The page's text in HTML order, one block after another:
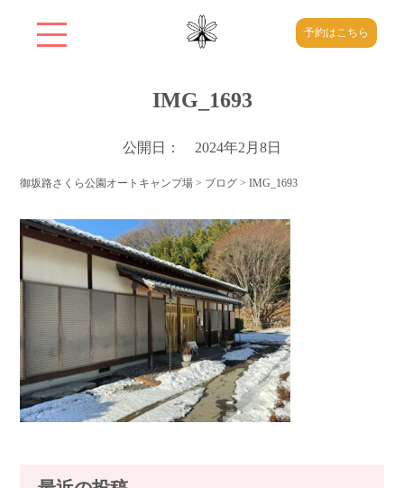
予約はこちら
IMG_1693
公開日： 2024年2月8日
御坂路さくら公園オートキャンプ場 > ブログ >IMG_1693